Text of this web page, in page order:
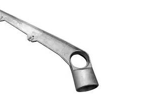
ke zvýšení bezpečnosti, kdy
ochrana. Na bavolety se většinou
K plotovému slouku...
Na centrálním skladě